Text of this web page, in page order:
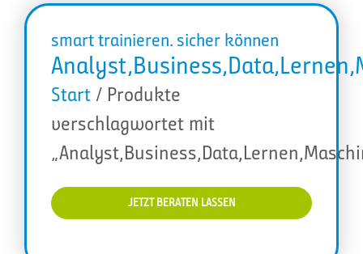
smart trainieren. sicher können
Start / Produkte
verschlagwortet mit
JETZT BERATEN LASSEN